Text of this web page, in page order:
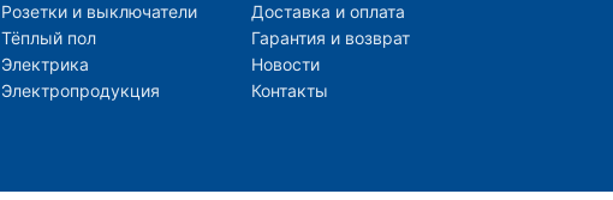
Розетки и выключатели
Тёплый пол
Электрика
Электропродукция
Доставка и оплата
Гарантия и возврат
Новости
Контакты